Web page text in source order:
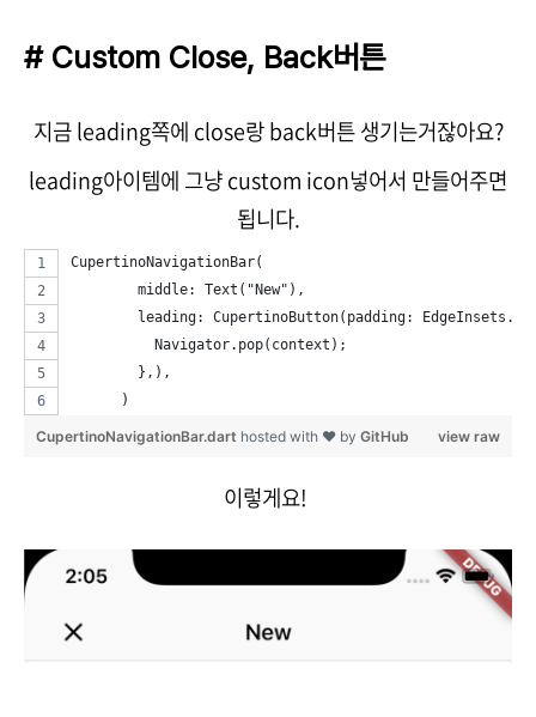
# Custom Close, Back버튼
지금 leading쪽에 close랑 back버튼 생기는거잖아요?
leading아이템에 그냥 custom icon넣어서 만들어주면
됩니다.
CupertinoNavigationBar(
        middle: Text("New"),
leading: CupertinoButton(padding:
          Navigator.pop(context);
        },),
      )
view raw
CupertinoNavigationBar.dart hosted with ❤ by GitHub
이렇게요!